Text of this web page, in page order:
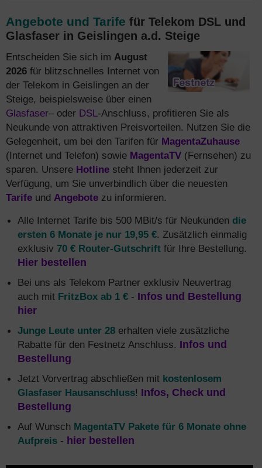
Angebote und Tarife für Telekom DSL und
Glasfaser in Geislingen a.d. Steige
Entscheiden Sie sich im August
2026 für blitzschnelles Internet von
der Telekom in Geislingen an der
Steige, beispielsweise über einen
Glasfaser– oder DSL-Anschluss, profitieren Sie als
Neukunde von attraktiven Preisvorteilen. Nutzen Sie die
Gelegenheit, um bei den Tarifen für MagentaZuhause
(Internet und Telefon) sowie MagentaTV (Fernsehen) zu
sparen. Unsere Hotline steht Ihnen jederzeit zur
Verfügung, um Sie unverbindlich über die neuesten
Tarife und Angebote zu informieren.
Alle Internet Tarife bis 500 MBit/s für Neukunden die
ersten 6 Monate je nur 19,95 €. Zusätzlich einmalig
exklusiv 70 € Router-Gutschrift für Ihre Bestellung.
Hier bestellen
Bei uns als Telekom Partner exklusiv Neuvertrag
auch mit FritzBox ab 1 € - Infos und Bestellung
hier
Junge Leute unter 28 erhalten viele zusätzliche
Rabatte für den Festnetz Anschluss. Infos und
Bestellung
Jetzt Vorvertrag abschließen mit kostenlosem
Glasfaser Hausanschluss! Infos, Check und
Bestellung
Auf Wunsch MagentaTV Pakete für 6 Monate ohne
Aufpreis - hier bestellen